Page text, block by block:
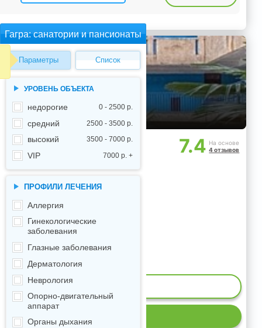
Гагра: санатории и пансионаты
Параметры Список
УРОВЕНЬ ОБЪЕКТА
недорогие 0 - 2500 р.
средний 2500 - 3500 р.
высокий 3500 - 7000 р.
VIP 7000 р. +
ПРОФИЛИ ЛЕЧЕНИЯ
Аллергия
Гинекологические
заболевания
Глазные заболевания
Дерматология
Неврология
Опорно-двигательный
аппарат
Органы дыхания
7.4 На основе
4 отзывов
МЕСТ